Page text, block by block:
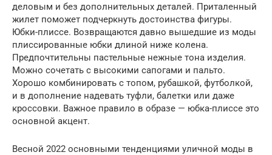
деловым и без дополнительных деталей. Приталенный
жилет поможет подчеркнуть достоинства фигуры.
Юбки-плиссе. Возвращаются давно вышедшие из моды
плиссированные юбки длиной ниже колена.
Предпочтительны пастельные нежные тона изделия.
Можно сочетать с высокими сапогами и пальто.
Хорошо комбинировать с топом, рубашкой, футболкой,
и в дополнение надевать туфли, балетки или даже
кроссовки. Важное правило в образе — юбка-плиссе это
основной акцент.
Весной 2022 основными тенденциями уличной моды в